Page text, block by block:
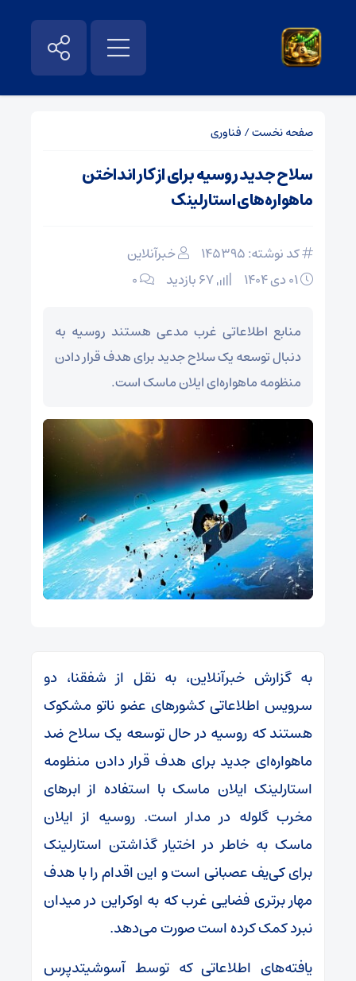
صفحه نخست/ فناوری
سلاح جدید روسیه برای از کار انداختن
ماهواره‌های استارلینک
کد نوشته: 145395
خبرآنلاین
۰
منابع اطلاعاتی غرب مدعی هستند روسیه به
دنبال توسعه یک سلاح جدید برای هدف قرار دادن
منظومه ماهواره‌ای ایلان ماسک است.
به گزارش خبرآنلاین، به نقل از شفقنا، دو
سرویس اطلاعاتی کشورهای عضو ناتو مشکوک
هستند که روسیه در حال توسعه یک سلاح ضد
ماهواره‌ای جدید برای هدف قرار دادن منظومه
استارلینک ایلان ماسک با استفاده از ابرهای
مخرب گلوله در مدار است. روسیه از ایلان
ماسک به خاطر در اختیار گذاشتن استارلینک
برای کی‌یف عصبانی است و این اقدام را با هدف
مهار برتری فضایی غرب که به اوکراین در میدان
نبرد کمک کرده است صورت می‌دهد.
یافته‌های اطلاعاتی که توسط آسوشیتدپرس